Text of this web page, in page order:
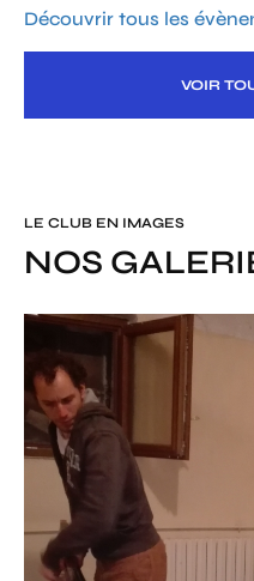
Découvrir tous les
VOIR
LE CLUB EN IMAGES
NOS